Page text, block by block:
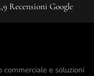
Recensioni Google
e soluzioni